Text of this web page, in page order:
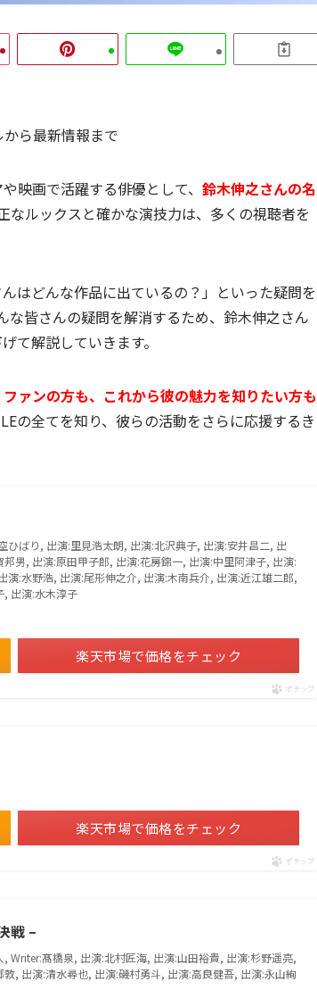
ら最新情報まで
映画で活躍する俳優として、 鈴木伸之さんの名
なルックスと確かな演技力は、多くの視聴者を
はどんな作品に出ているの？」といった疑問を
皆さんの疑問を解消するため、鈴木伸之さん
て解説していきます。
ファンの方も、これから彼の魅力を知りたい方も
の全てを知り、彼らの活動をさらに応援するき
ばり, 出演:里見浩太朗, 出演:北沢典子, 出演:安井昌二, 出
男, 出演:原田甲子郎, 出演:花房錦一, 出演:中里阿津子, 出演:
:水野浩, 出演:尾形伸之介, 出演:木南兵介, 出演:近江雄二郎,
, 出演:水木淳子
楽天市場で価格をチェック
ポチップ
楽天市場で価格をチェック
ポチップ
戦 –
Writer:髙橋泉, 出演:北村匠海, 出演:山田裕貴, 出演:杉野遥亮,
, 出演:清水尋也, 出演:磯村勇斗, 出演:高良健吾, 出演:永山絢